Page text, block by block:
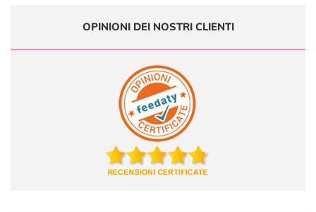
OPINIONI DEI NOSTRI CLIENTI